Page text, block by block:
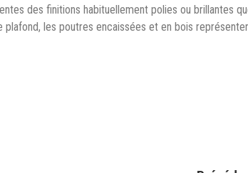
des finitions habituellement polies ou brillantes
plafond, les poutres encaissées et en bois